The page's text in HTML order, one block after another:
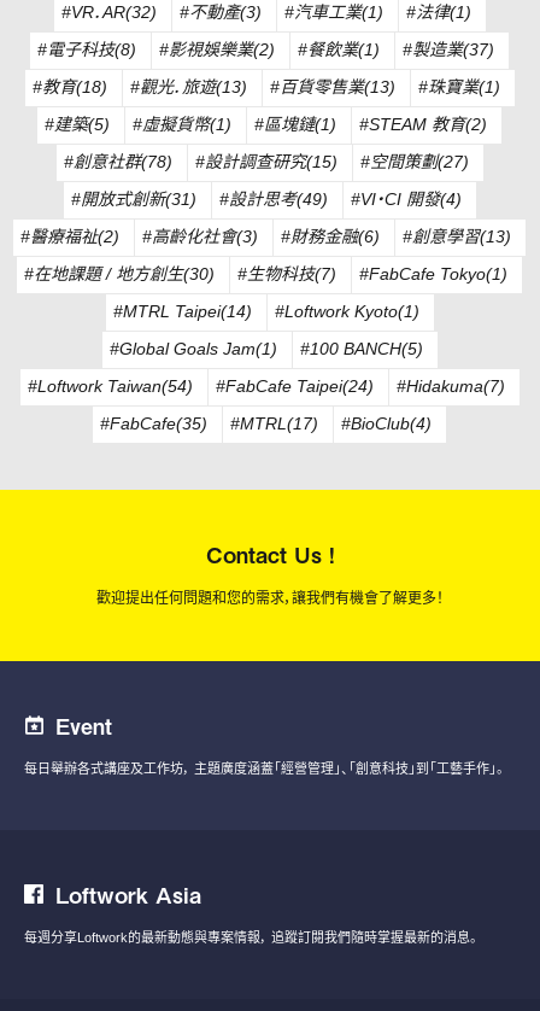
#VR．AR(32)
#不動產(3) #汽車工業(1)
#法律(1)
#電子科技(8)
#影視娛樂業(2) #餐飲業(1)
#製造業(37)
#教育(18)
#觀光．旅遊(13) #百貨零售業(13)
#珠寶業(1)
#建築(5)
#虛擬貨幣(1) #區塊鏈(1)
#STEAM 教育(2)
#創意社群(78)
#設計調查研究(15)
#空間策劃(27)
#開放式創新(31)
#設計思考(49)
#VI・CI 開發(4)
#醫療福祉(2)
#高齡化社會(3) #財務金融(6)
#創意學習(13)
#在地課題 / 地方創生(30)
#生物科技(7)
#FabCafe Tokyo(1)
#MTRL Taipei(14)
#Loftwork Kyoto(1)
#Global Goals Jam(1)
#100 BANCH(5)
#Loftwork Taiwan(54)
#FabCafe Taipei(24)
#Hidakuma(7)
#FabCafe(35)
#MTRL(17) #BioClub(4)
Contact Us !
歡迎提出任何問題和您的需求，讓我們有機會了解更多！
Event
每日舉辦各式講座及工作坊， 主題廣度涵蓋「經營管理」、「創意科技」到「工藝手作」。
Loftwork Asia
每週分享Loftwork的最新動態與專案情報， 追蹤訂閱我們隨時掌握最新的消息。